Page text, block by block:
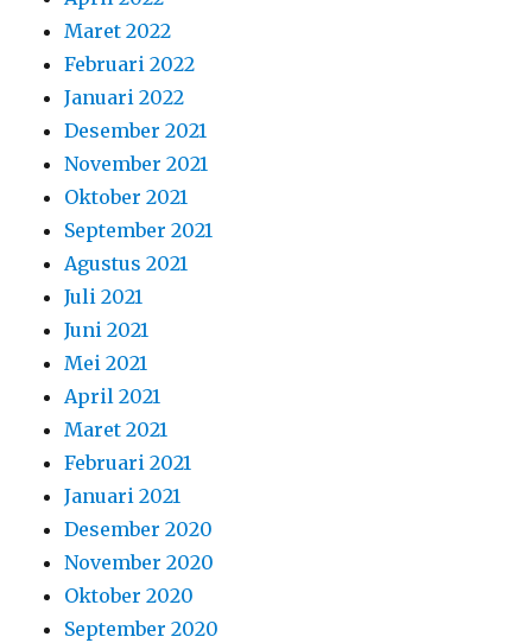
Maret 2022
Februari 2022
Januari 2022
Desember 2021
November 2021
Oktober 2021
September 2021
Agustus 2021
Juli 2021
Juni 2021
Mei 2021
April 2021
Maret 2021
Februari 2021
Januari 2021
Desember 2020
November 2020
Oktober 2020
September 2020